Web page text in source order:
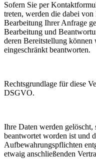
Sofern Sie per
treten, werden die dabei
Bearbeitung Ihrer Anfrage
Bearbeitung und
deren Bereitstellung
eingeschränkt beantworten.
Rechtsgrundlage für diese
DSGVO.
Ihre Daten werden
beantwortet worden ist und
Aufbewahrungspflichten
etwaig anschließenden